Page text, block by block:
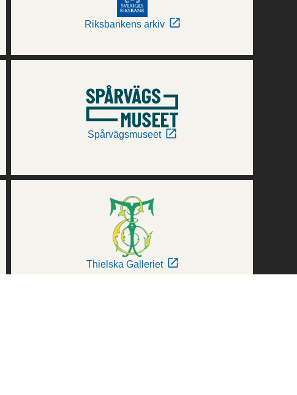
Riksbankens arkiv
Spårvägsmuseet
Thielska Galleriet